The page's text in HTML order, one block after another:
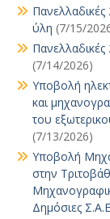
ύλη (7/15/
(7/14/2026)
Υποβολή
και
του
(7/13/2026)
Υποβολή
στην
Δημόσιες